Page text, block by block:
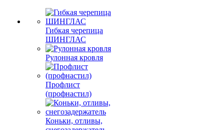
Гибкая черепица
ШИНГЛАС
Рулонная кровля
Профлист
(профнастил)
Коньки, отливы,